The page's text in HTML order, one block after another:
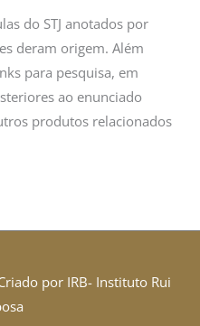
do STJ anotados por
deram origem. Além
para pesquisa, em
ao enunciado
produtos relacionados
por IRB- Instituto Rui